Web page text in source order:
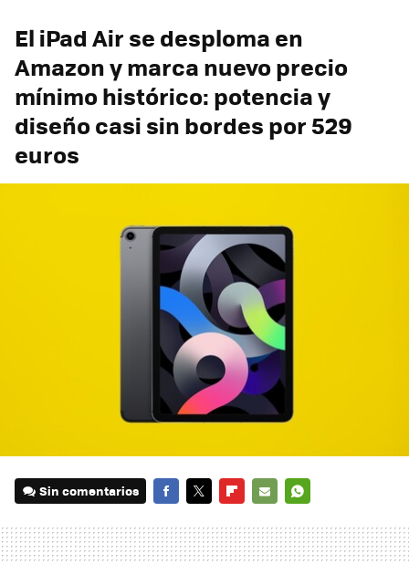
El iPad Air se desploma en
Amazon y marca nuevo precio
mínimo histórico: potencia y
diseño casi sin bordes por 529
euros
Sin comentarios
MAIL